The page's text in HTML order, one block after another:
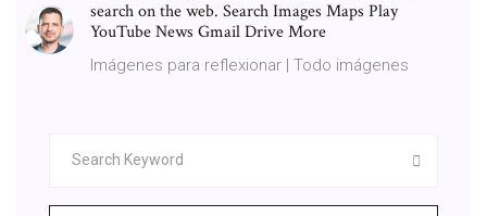
search on the web. Search Images Maps Play
YouTube News Gmail Drive More
Imágenes para reflexionar | Todo imágenes